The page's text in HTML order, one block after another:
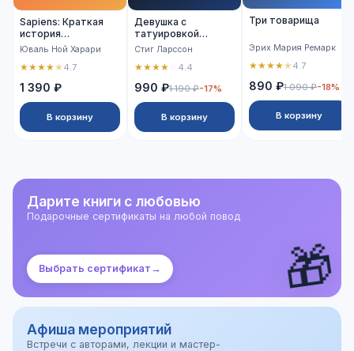
Sapiens: Краткая
история
человечества
Юваль Ной Харари
★★★★★4.7
1 390 ₽
В корзину
Девушка с
татуировкой
дракона
Стиг Ларссон
★★★★ 4.4
990 ₽1 190 ₽-17%
В корзину
Три товарища
Эрих Мария Ремарк
★★★★★4.7
890 ₽1 090 ₽-18%
В корзину
Дарите книги с любовью
Подарочные сертификаты на любой повод
Выбрать сертификат → 🎁
Афиша мероприятий
Встречи с авторами, лекции и мастер-